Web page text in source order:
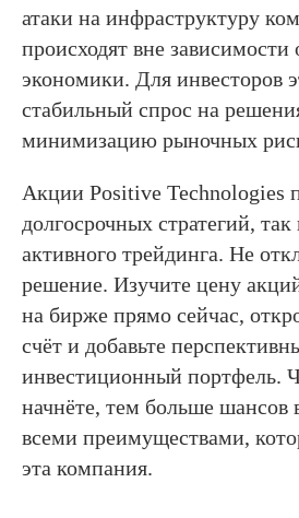
атаки на инфраструктуру
происходят вне зависимости
экономики. Для инвесторов
стабильный спрос на
минимизацию рыночных
Акции Positive Technologies
долгосрочных стратегий,
активного трейдинга. Не
решение. Изучите цену
на бирже прямо сейчас,
счёт и добавьте
инвестиционный портфель.
начнёте, тем больше шансов
всеми преимуществами,
эта компания.